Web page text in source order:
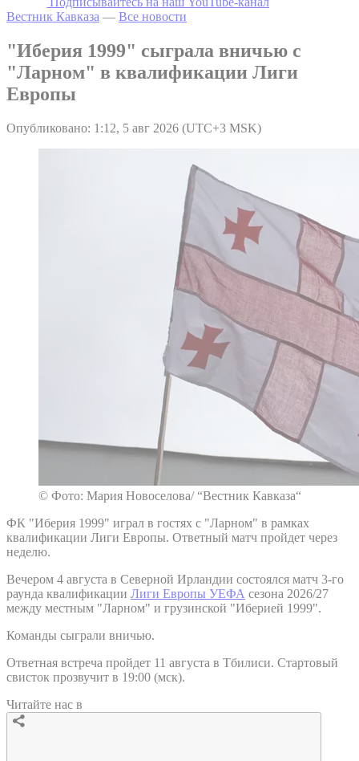
Вестник Кавказа — Все новости
"Иберия 1999" сыграла вничью с
"Ларном" в квалификации Лиги
Европы
Опубликовано: 1:12, 5 авг 2026 (UTC+3 MSK)
© Фото: Мария Новоселова/ “Вестник Кавказа“
ФК "Иберия 1999" играл в гостях с "Ларном" в рамках
квалификации Лиги Европы. Ответный матч пройдет через
неделю.
Вечером 4 августа в Северной Ирландии состоялся матч 3-го
раунда квалификации Лиги Европы УЕФА сезона 2026/27
между местным "Ларном" и грузинской "Иберией 1999".
Команды сыграли вничью.
Ответная встреча пройдет 11 августа в Тбилиси. Стартовый
свисток прозвучит в 19:00 (мск).
Читайте нас в